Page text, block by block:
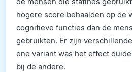
hogere score behaalden op de
cognitieve functies dan de
gebruikten. Er zijn
ene variant was het effect
bij de andere.